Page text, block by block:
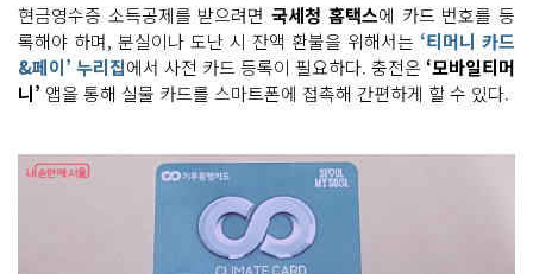
현금영수증 소득공제를 받으려면국세청 홈택스에 카드 번호를 등
록해야 하며, 분실이나 도난 시 잔액 환불을 위해서는 ‘티머니 카드
&페이’ 누리집에서 사전 카드 등록이 필요하다. 충전은 ‘모바일티머
니’ 앱을 통해 실물 카드를 스마트폰에 접촉해 간편하게 할 수 있다.